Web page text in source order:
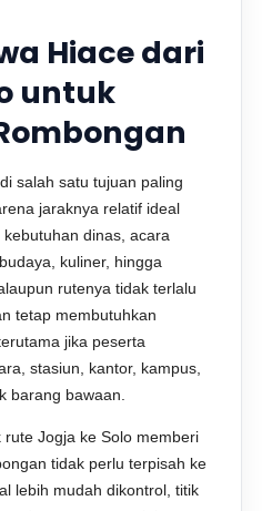
Hiace dari
untuk
salah satu tujuan paling
jaraknya relatif ideal
dinas, acara
kuliner, hingga
rutenya tidak terlalu
tetap membutuhkan
jika peserta
stasiun, kantor, kampus,
barang bawaan.
Jogja ke Solo memberi
tidak perlu terpisah ke
lebih mudah dikontrol, titik